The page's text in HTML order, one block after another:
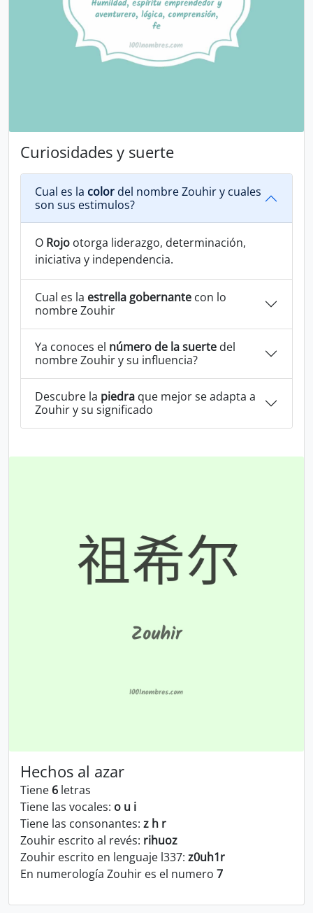
Curiosidades y suerte
Cual es la color del nombre Zouhir y cuales
son sus estimulos?
O Rojo otorga liderazgo, determinación,
iniciativa y independencia.
Cual es la estrella gobernante con lo
nombre Zouhir
Ya conoces el número de la suerte del
nombre Zouhir y su influencia?
Descubre la piedra que mejor se adapta a
Zouhir y su significado
Hechos al azar
Tiene 6 letras
Tiene las vocales: o u i
Tiene las consonantes: z h r
Zouhir escrito al revés: rihuoz
Zouhir escrito en lenguaje l337: z0uh1r
En numerología Zouhir es el numero 7